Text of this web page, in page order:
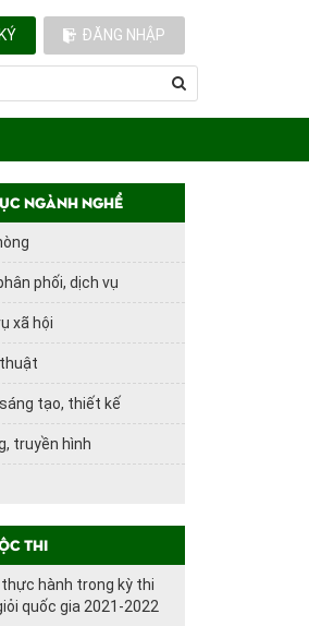
ĐĂNG NHẬP
ngành nghề
phối, dịch vụ
xã hội
tạo, thiết kế
truyền hình
thi
thực hành trong kỳ thi
quốc gia 2021-2022